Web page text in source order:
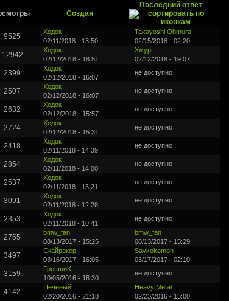
Создан
Последний ответ
9525
Ходок
02/11/2018 - 13:50
Takayoshi Ohmura
02/15/2018 - 02:20
12942
Ходок
02/12/2018 - 18:51
Хмур
02/12/2018 - 19:07
2399
Ходок
02/12/2018 - 16:07
не доступно
2507
Ходок
02/12/2018 - 16:07
не доступно
2632
Ходок
02/12/2018 - 15:57
не доступно
2724
Ходок
02/12/2018 - 15:31
не доступно
2418
Ходок
02/11/2018 - 14:39
не доступно
2854
Ходок
02/11/2018 - 14:00
не доступно
2537
Ходок
02/11/2018 - 13:21
не доступно
3091
Ходок
02/11/2018 - 12:28
не доступно
2353
Ходок
02/11/2018 - 10:41
не доступно
2755
bmw_fan
08/13/2017 - 15:25
bmw_fan
08/13/2017 - 15:29
3497
Скайрокер
03/16/2017 - 16:05
Saykokomon
03/17/2017 - 02:10
3159
ГpeшниK
10/05/2016 - 18:30
не доступно
4142
Печеный
02/20/2016 - 21:18
Heavy Metal
02/23/2016 - 15:00